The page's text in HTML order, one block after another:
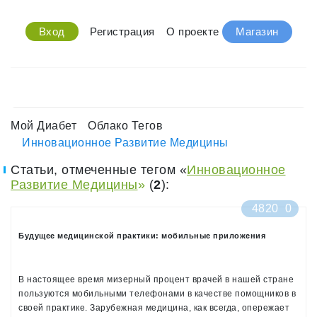
Вход Регистрация О проекте Магазин
Мой Диабет
Облако Тегов
Инновационное Развитие Медицины
Статьи, отмеченные тегом «Инновационное
Развитие Медицины» (2):
4820 0
Будущее медицинской практики: мобильные приложения
В настоящее время мизерный процент врачей в нашей стране
пользуются мобильными телефонами в качестве помощников в
своей практике. Зарубежная медицина, как всегда, опережает